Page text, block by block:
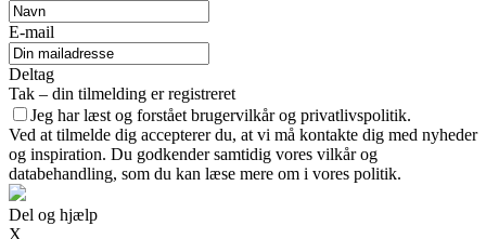
E-mail
Deltag
Tak – din tilmelding er registreret
Jeg har læst og forstået brugervilkår og privatlivspolitik.
Ved at tilmelde dig accepterer du, at vi må kontakte dig med nyheder
og inspiration. Du godkender samtidig vores vilkår og
databehandling, som du kan læse mere om i vores politik.
Del og hjælp
X